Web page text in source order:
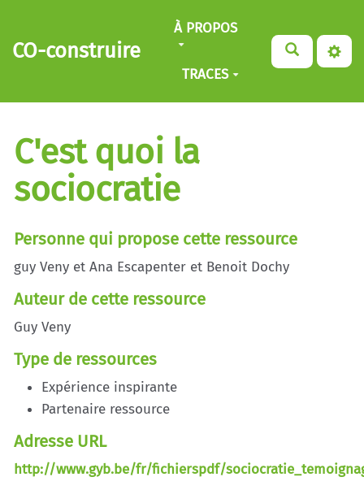
Aller au contenu principal
CO-construire
À PROPOS
TRACES
C'est quoi la
sociocratie
Personne qui propose cette ressource
guy Veny et Ana Escapenter et Benoit Dochy
Auteur de cette ressource
Guy Veny
Type de ressources
Expérience inspirante
Partenaire ressource
Adresse URL
http://www.gyb.be/fr/fichierspdf/